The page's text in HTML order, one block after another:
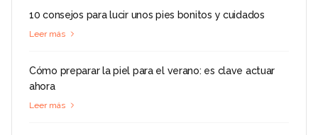
10 consejos para lucir unos pies bonitos y cuidados
Leer más
Cómo preparar la piel para el verano: es clave actuar
ahora
Leer más